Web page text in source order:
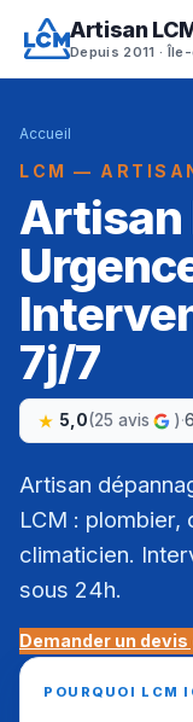
Artisan
Depuis 2011 ·
Accueil
LCM —
Artisan
7j/7
5,0(25 avis )·
Artisan
LCM :
climaticien.
sous 24h.
Demander un
POURQUOI LCM